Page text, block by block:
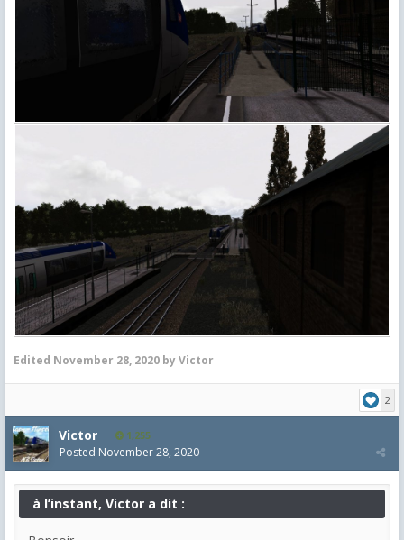
Edited November 28, 2020 by Victor
2
Victor 1,255
Posted November 28, 2020
à l’instant, Victor a dit :